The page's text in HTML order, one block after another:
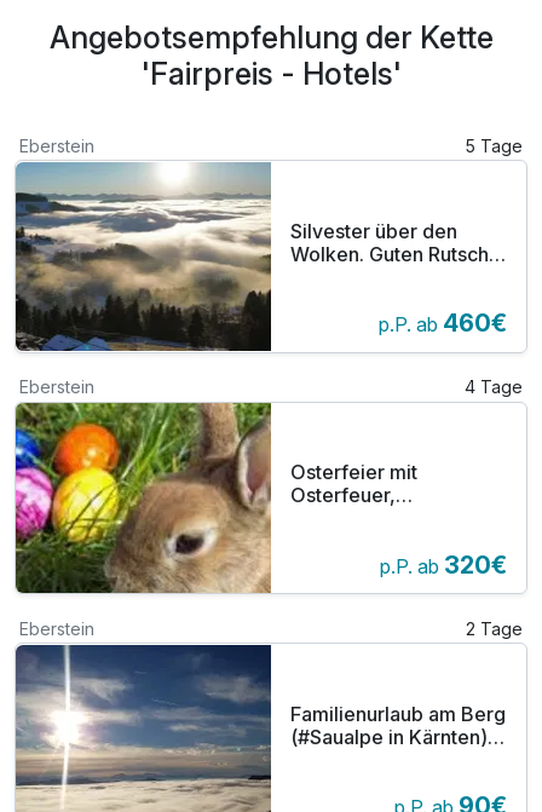
Hierbei erfüllen alle Fair Preis Hotels die entsprechenden
DEHOGA (Deutscher Hotel- und Gaststättenverband)
Beachtung ist verpflichtend. Alle Fair Preis Hotels sind
darüber hinaus auf den verschiedenen
Bewertungsportalen mit mindestens einem „gut“ bewertet.
Angebotsempfehlung der Kette
'Fairpreis - Hotels'
Eberstein 5 Tage
Silvester über den
Wolken. Guten Rutsch
Silvesterangebot
p.P. ab 460€
Eberstein 4 Tage
Osterfeier mit
Osterfeuer,
p.P. ab 320€
Eberstein 2 Tage
Familienurlaub am Berg
(#Saualpe in Kärnten)–